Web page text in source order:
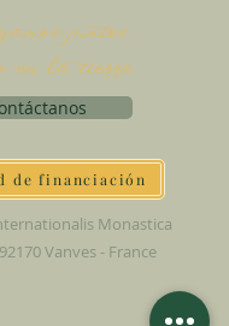
juntos
en la tierra
de financiación
Monastica
Vanves - France